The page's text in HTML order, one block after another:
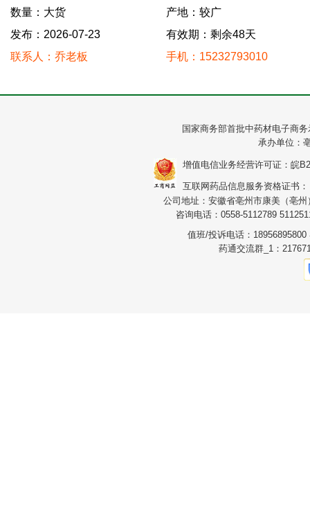
数量：大货
发布：2026-07-23
联系人：乔老板
产地：较广
有效期：剩余48天
手机：15232793010
国家商务部首批中药材电子商
承办单位：
增值电信业务经营许可证：皖
互联网药品信息服务资格证书
公司地址：安徽省亳州市康美（亳
咨询电话：0558-5112789
值班/投诉电话：18956895800
药通交流群_1：